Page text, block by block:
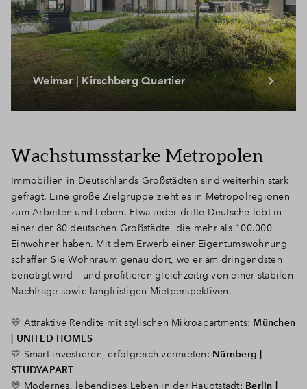
Weimar | Kirschberg Quartier
Wachstumsstarke Metropolen
Immobilien in Deutschlands Großstädten sind weiterhin stark
gefragt. Eine große Zielgruppe zieht es in Metropolregionen
zum Arbeiten und Leben. Etwa jeder dritte Deutsche lebt in
einer der 80 deutschen Großstädte, die mehr als 100.000
Einwohner haben. Mit dem Erwerb einer Eigentumswohnung
schaffen Sie Wohnraum genau dort, wo er am dringendsten
benötigt wird – und profitieren gleichzeitig von einer stabilen
Nachfrage sowie langfristigen Mietperspektiven.
💛 Attraktive Rendite mit stylischen Mikroapartments: München
| UNITED HOMES
💛 Smart investieren, erfolgreich vermieten: Nürnberg |
STUDYAPART
💛 Modernes, lebendiges Leben in der Hauptstadt: Berlin |